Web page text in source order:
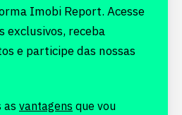
Imobi Report. Acesse
exclusivos, receba
e participe das nossas
as vantagens que vou